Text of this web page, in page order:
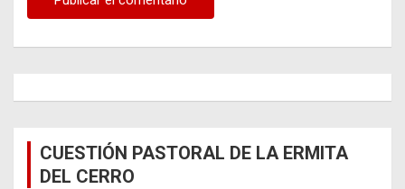
CUESTIÓN PASTORAL DE LA ERMITA
DEL CERRO